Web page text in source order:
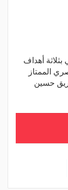
أهداف
المصري الممتاز
حسين